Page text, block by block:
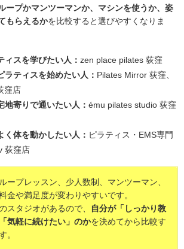
ープかマンツーマンか、マシンを使うか、姿
もらえるかを比較すると選びやすくなりま
ィスを学びたい人： zen place pilates 荻窪
ラティスを始めたい人： Pilates Mirror 荻窪、
窪店
地寄りで通いたい人： ému pilates studio 荻窪
く体を動かしたい人： ピラティス・EMS専門
荻窪店
ープレッスン、少人数制、マンツーマン、
金や満足度が変わりやすいです。
スタジオがあるので、
自分が「しっかり教
気軽に続けたい」のかを決めてから比較す
。